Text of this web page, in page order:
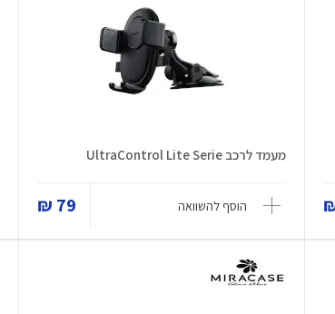
מעמד לרכב UltraControl Lite Serie
הוסף להשוואה 79 ₪